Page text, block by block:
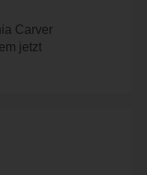
Carver
jetzt